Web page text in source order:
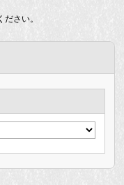
さい。